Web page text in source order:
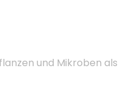
und Mikroben als